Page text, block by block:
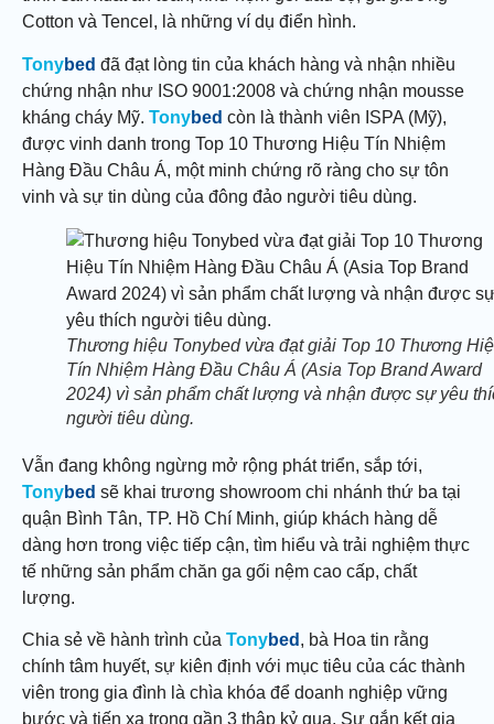
Cotton và Tencel, là những ví dụ điển hình.
Tonybed đã đạt lòng tin của khách hàng và nhận nhiều
chứng nhận như ISO 9001:2008 và chứng nhận mousse
kháng cháy Mỹ. Tonybed còn là thành viên ISPA (Mỹ),
được vinh danh trong Top 10 Thương Hiệu Tín Nhiệm
Hàng Đầu Châu Á, một minh chứng rõ ràng cho sự tôn
vinh và sự tin dùng của đông đảo người tiêu dùng.
Thương hiệu Tonybed vừa đạt giải Top 10 Thương
Tín Nhiệm Hàng Đầu Châu Á (Asia Top Brand Award
2024) vì sản phẩm chất lượng và nhận được sự yêu
người tiêu dùng.
Vẫn đang không ngừng mở rộng phát triển, sắp tới,
Tonybed sẽ khai trương showroom chi nhánh thứ ba tại
quận Bình Tân, TP. Hồ Chí Minh, giúp khách hàng dễ
dàng hơn trong việc tiếp cận, tìm hiểu và trải nghiệm thực
tế những sản phẩm chăn ga gối nệm cao cấp, chất
lượng.
Chia sẻ về hành trình của Tonybed , bà Hoa tin rằng
chính tâm huyết, sự kiên định với mục tiêu của các thành
viên trong gia đình là chìa khóa để doanh nghiệp vững
bước và tiến xa trong gần 3 thập kỷ qua. Sự gắn kết gia